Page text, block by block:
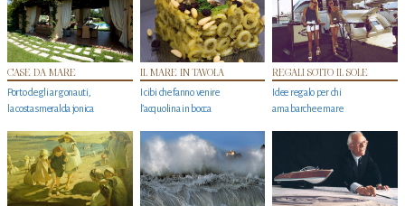
CASE DA MARE
Porto degli argonauti,
la costa smeralda jonica
IL MARE IN TAVOLA
I cibi che fanno venire
l’acquolina in bocca
REGALI SOTTO IL SOLE
Idee regalo per chi
ama barche e mare